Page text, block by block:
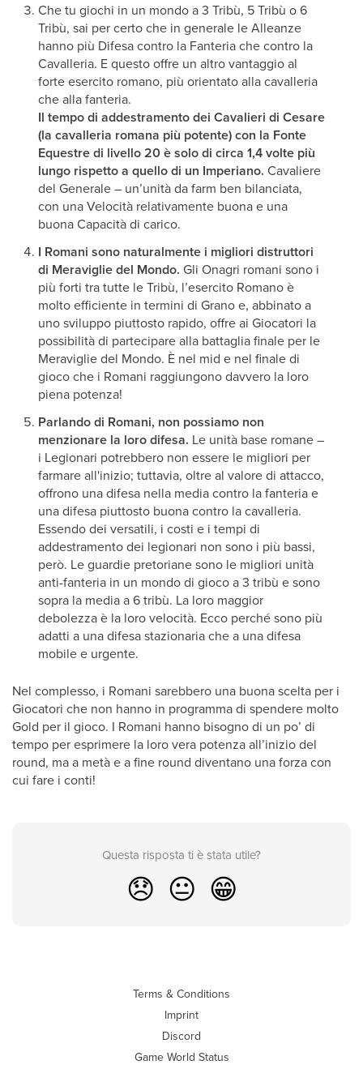
Che tu giochi in un mondo a 3 Tribù, 5 Tribù o 6
Tribù, sai per certo che in generale le Alleanze
hanno più Difesa contro la Fanteria che contro la
Cavalleria. E questo offre un altro vantaggio al
forte esercito romano, più orientato alla cavalleria
che alla fanteria.
Il tempo di addestramento dei Cavalieri di Cesare
(la cavalleria romana più potente) con la Fonte
Equestre di livello 20 è solo di circa 1,4 volte più
lungo rispetto a quello di un Imperiano. Cavaliere
del Generale – un’unità da farm ben bilanciata,
con una Velocità relativamente buona e una
buona Capacità di carico.
I Romani sono naturalmente i migliori distruttori
di Meraviglie del Mondo. Gli Onagri romani sono i
più forti tra tutte le Tribù, l’esercito Romano è
molto efficiente in termini di Grano e, abbinato a
uno sviluppo piuttosto rapido, offre ai Giocatori la
possibilità di partecipare alla battaglia finale per le
Meraviglie del Mondo. È nel mid e nel finale di
gioco che i Romani raggiungono davvero la loro
piena potenza!
Parlando di Romani, non possiamo non
menzionare la loro difesa. Le unità base romane –
i Legionari potrebbero non essere le migliori per
farmare all'inizio; tuttavia, oltre al valore di attacco,
offrono una difesa nella media contro la fanteria e
una difesa piuttosto buona contro la cavalleria.
Essendo dei versatili, i costi e i tempi di
addestramento dei legionari non sono i più bassi,
però. Le guardie pretoriane sono le migliori unità
anti-fanteria in un mondo di gioco a 3 tribù e sono
sopra la media a 6 tribù. La loro maggior
debolezza è la loro velocità. Ecco perché sono più
adatti a una difesa stazionaria che a una difesa
mobile e urgente.
Nel complesso, i Romani sarebbero una buona scelta per i
Giocatori che non hanno in programma di spendere molto
Gold per il gioco. I Romani hanno bisogno di un po’ di
tempo per esprimere la loro vera potenza all’inizio del
round, ma a metà e a fine round diventano una forza con
cui fare i conti!
Questa risposta ti è stata utile?
😞 😐 😁
Terms & Conditions
Imprint
Discord
Game World Status